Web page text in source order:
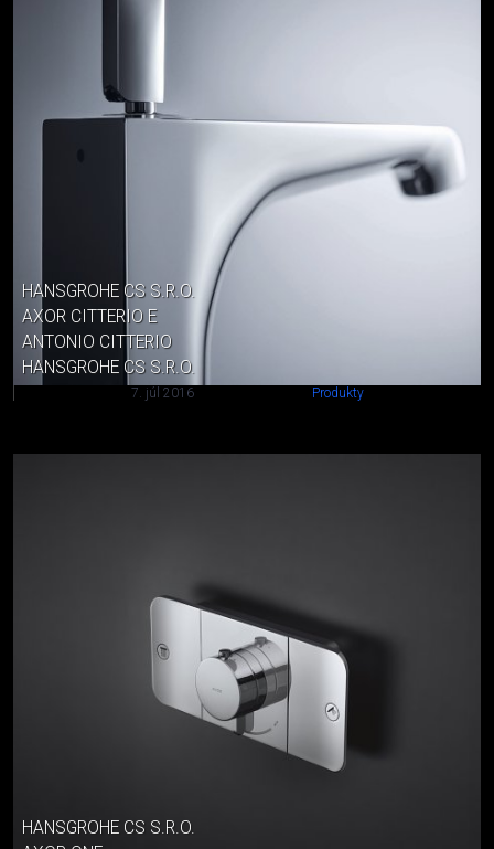
HANSGROHE CS S.R.O.
AXOR CITTERIO E
ANTONIO CITTERIO
HANSGROHE CS S.R.O.
7. júl 2016 Produkty
HANSGROHE CS S.R.O.